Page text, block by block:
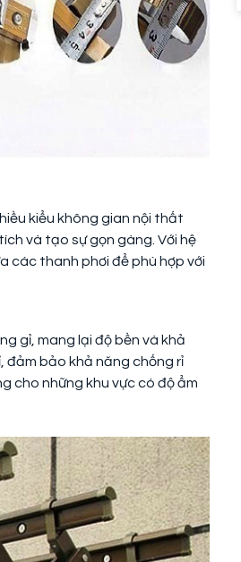
kiểu không gian nội thất
và tạo sự gọn gàng. Với hệ
các thanh phơi để phù hợp với
gỉ, mang lại độ bền và khả
đảm bảo khả năng chống rỉ
cho những khu vực có độ ẩm